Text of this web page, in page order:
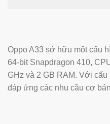
Oppo A33 sở hữu một cấu
64-bit Snapdragon 410,
GHz và 2 GB RAM. Với
đáp ứng các nhu cầu cơ